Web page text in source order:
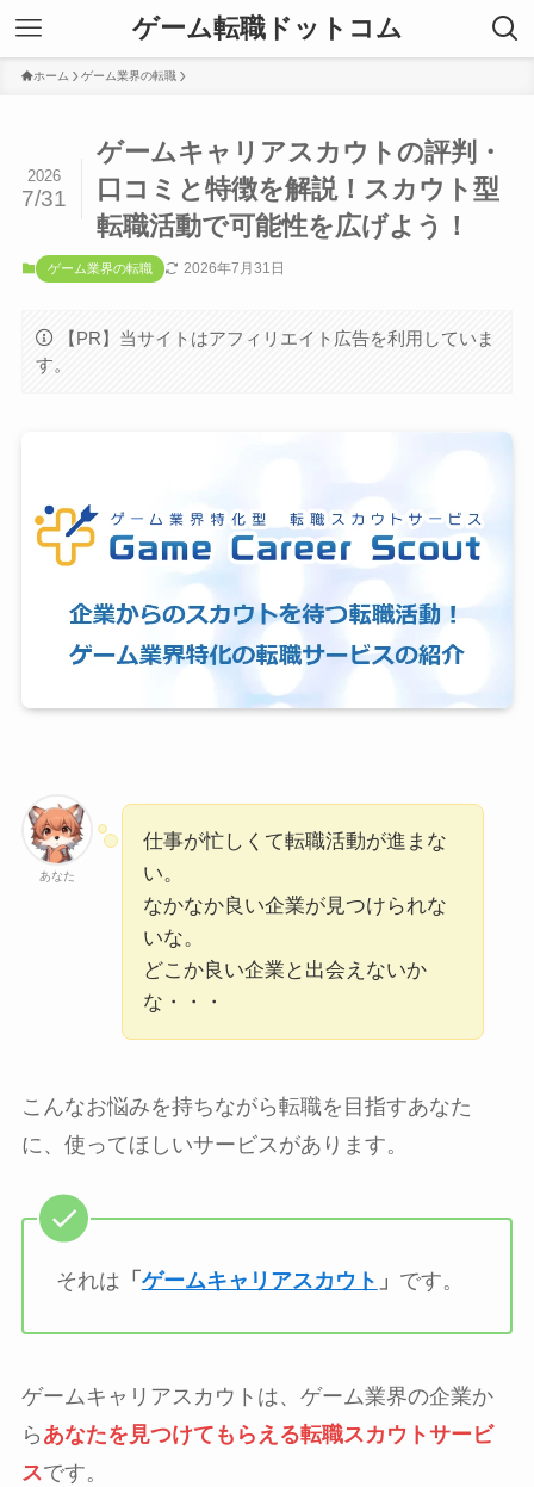
ゲーム転職ドットコム
ホーム ゲーム業界の転職
ゲームキャリアスカウトの評判・
口コミと特徴を解説！スカウト型
転職活動で可能性を広げよう！
2026
7/31
ゲーム業界の転職 2026年7月31日
【PR】当サイトはアフィリエイト広告を利用していま
す。
あなた
仕事が忙しくて転職活動が進まな
い。
なかなか良い企業が見つけられな
いな。
どこか良い企業と出会えないか
な・・・
こんなお悩みを持ちながら転職を目指すあなた
に、使ってほしいサービスがあります。
それは 「 ゲームキャリアスカウト 」 です。
ゲームキャリアスカウトは、ゲーム業界の企業か
ら あなたを見つけてもらえる転職スカウトサービ
スです。